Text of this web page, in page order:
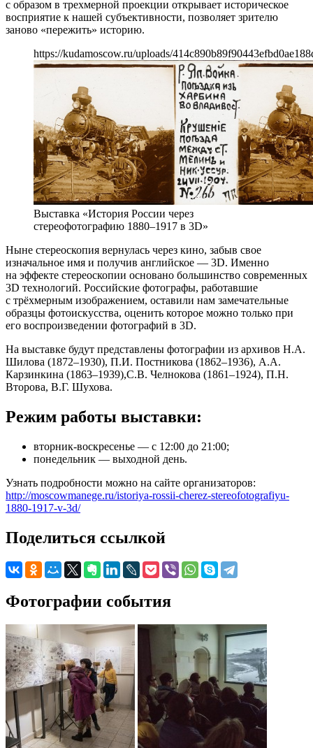
с образом в трехмерной проекции открывает историческое
восприятие к нашей субъективности, позволяет зрителю
заново «пережить» историю.
https://kudamoscow.ru/uploads/
Выставка «История России через
стереофотографию 1880–1917 в 3D»
Ныне стереоскопия вернулась через кино, забыв свое
изначальное имя и получив английское — 3D. Именно
на эффекте стереоскопии основано большинство современных
3D технологий. Российские фотографы, работавшие
с трёхмерным изображением, оставили нам замечательные
образцы фотоискусства, оценить которое можно только при
его воспроизведении фотографий в 3D.
На выставке будут представлены фотографии из архивов Н.А.
Шилова (1872–1930), П.И. Постникова (1862–1936), А.А.
Карзинкина (1863–1939),С.В. Челнокова (1861–1924), П.Н.
Второва, В.Г. Шухова.
Режим работы выставки:
вторник-воскресенье — с 12:00 до 21:00;
понедельник — выходной день.
Узнать подробности можно на сайте организаторов:
http://moscowmanege.ru/istoriya-rossii-cherez-stereofotografiyu-
1880-1917-v-3d/
Поделиться ссылкой
Фотографии события